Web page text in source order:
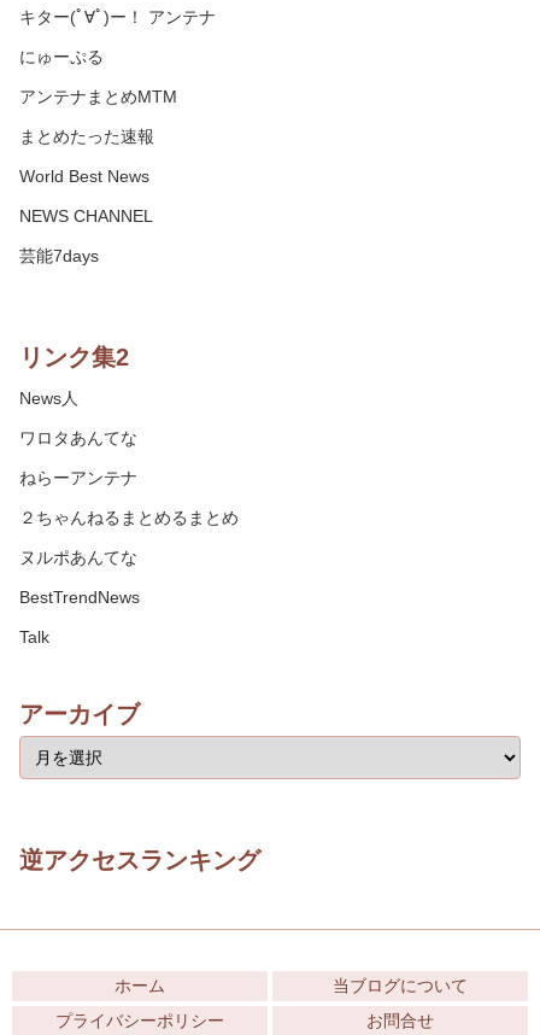
キター(ﾟ∀ﾟ)ー！ アンテナ
にゅーぷる
アンテナまとめMTM
まとめたった速報
World Best News
NEWS CHANNEL
芸能7days
リンク集2
News人
ワロタあんてな
ねらーアンテナ
２ちゃんねるまとめるまとめ
ヌルポあんてな
BestTrendNews
Talk
アーカイブ
逆アクセスランキング
ホーム
当ブログについて
プライバシーポリシー
お問合せ